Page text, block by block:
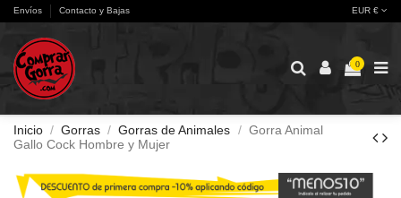
Envíos Contacto y Bajas EUR €
0
Inicio Gorras Gorras de Animales
Gorra Animal
Gallo Cock Hombre y Mujer